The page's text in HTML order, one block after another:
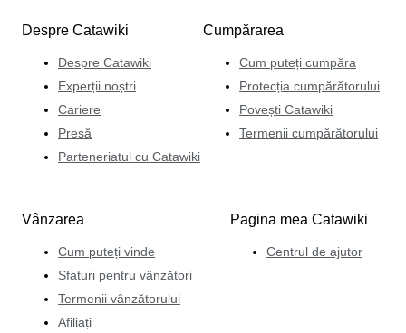
Despre Catawiki
Despre Catawiki
Experții noștri
Cariere
Presă
Parteneriatul cu Catawiki
Cumpărarea
Cum puteți cumpăra
Protecția cumpărătorului
Povești Catawiki
Termenii cumpărătorului
Vânzarea
Cum puteți vinde
Sfaturi pentru vânzători
Termenii vânzătorului
Afiliați
Pagina mea Catawiki
Centrul de ajutor